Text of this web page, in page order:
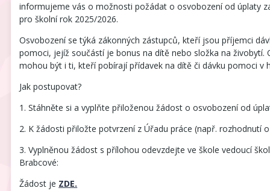
informujeme vás o možnosti požádat o osvobození od úplaty
pro školní rok 2025/2026.
Osvobození se týká zákonných zástupců, kteří jsou příjemci
pomoci, jejíž součástí je bonus na dítě nebo složka na živobytí.
mohou být i ti, kteří pobírají přídavek na dítě či dávku pomoci v
Jak postupovat?
1. Stáhněte si a vyplňte přiloženou žádost o osvobození od
2. K žádosti přiložte potvrzení z Úřadu práce (např. rozhodnutí
3. Vyplněnou žádost s přílohou odevzdejte ve škole vedoucí
Brabcové:
Žádost je ZDE.